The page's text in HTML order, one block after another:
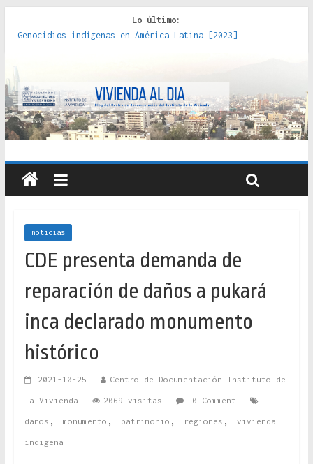
Lo último:
Genocidios indígenas en América Latina [2023]
políticas, prácticas y representaciones [2022]
crítica de las fronteras latinoamericanas [2020]
Criterios técnicos para una vivienda adecuada [2019]
Red de consultorios de la Caja del Seguro Obrero en
Santiago : un patrimonio emblemático [2014]
noticias
CDE presenta demanda de
reparación de daños a pukará
inca declarado monumento
histórico
2021-10-25 Centro de Documentación Instituto de
la Vivienda 2069 visitas 0 Comment
daños , monumento , patrimonio , regiones , vivienda
indigena